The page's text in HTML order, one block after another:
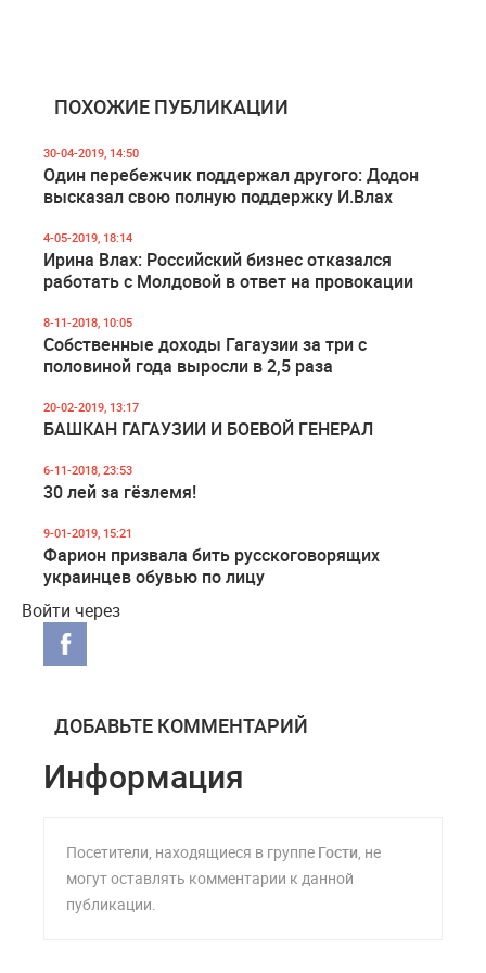
ПОХОЖИЕ ПУБЛИКАЦИИ
30-04-2019, 14:50
Один перебежчик поддержал другого: Додон
высказал свою полную поддержку И.Влах
4-05-2019, 18:14
Ирина Влах: Российский бизнес отказался
работать с Молдовой в ответ на провокации
8-11-2018, 10:05
Собственные доходы Гагаузии за три с
половиной года выросли в 2,5 раза
20-02-2019, 13:17
БАШКАН ГАГАУЗИИ И БОЕВОЙ ГЕНЕРАЛ
6-11-2018, 23:53
30 лей за гёзлемя!
9-01-2019, 15:21
Фарион призвала бить русскоговорящих
украинцев обувью по лицу
Войти через
ДОБАВЬТЕ КОММЕНТАРИЙ
Информация
Посетители, находящиеся в группе Гости, не
могут оставлять комментарии к данной
публикации.